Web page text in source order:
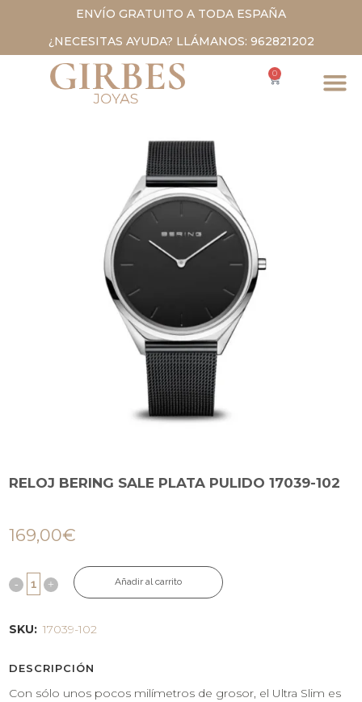
ENVÍO GRATUITO A TODA ESPAÑA
¿NECESITAS AYUDA? LLÁMANOS: 962821202
0
RELOJ BERING SALE PLATA PULIDO 17039-102
169,00€
Añadir al carrito
SKU: 17039-102
DESCRIPCIÓN
Con sólo unos pocos milímetros de grosor, el Ultra Slim es